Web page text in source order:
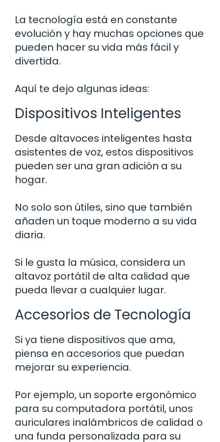
La tecnología está en constante
evolución y hay muchas opciones que
pueden hacer su vida más fácil y
divertida.
Aquí te dejo algunas ideas:
Dispositivos Inteligentes
Desde altavoces inteligentes hasta
asistentes de voz, estos dispositivos
pueden ser una gran adición a su
hogar.
No solo son útiles, sino que también
añaden un toque moderno a su vida
diaria.
Si le gusta la música, considera un
altavoz portátil de alta calidad que
pueda llevar a cualquier lugar.
Accesorios de Tecnología
Si ya tiene dispositivos que ama,
piensa en accesorios que puedan
mejorar su experiencia.
Por ejemplo, un soporte ergonómico
para su computadora portátil, unos
auriculares inalámbricos de calidad o
una funda personalizada para su